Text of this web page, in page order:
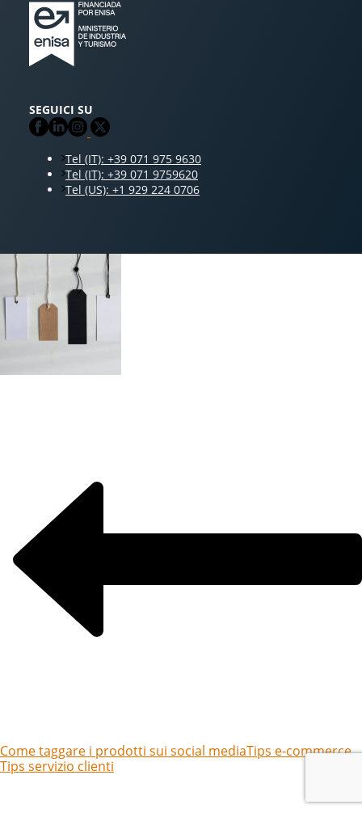
SEGUICI SU
Tel (IT): +39 071 975 9630
Tel (IT): +39 071 9759620
Tel (US): +1 929 224 0706
Come taggare i prodotti sui social mediaTips e-commerce,
Tips servizio clienti